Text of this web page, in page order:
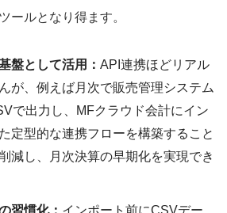
ールとなり得ます。
盤として活用： API連携ほどリアル
が、例えば月次で販売管理システム
で出力し、MFクラウド会計にイン
定型的な連携フローを構築すること
減し、月次決算の早期化を実現でき
習慣化： インポート前にCSVデー